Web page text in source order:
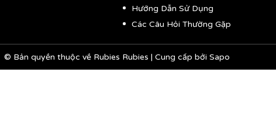
Hướng Dẫn Sử Dụng
Các Câu Hỏi Thường Gặp
© Bản quyền thuộc về Rubies Rubies | Cung cấp bởi Sapo